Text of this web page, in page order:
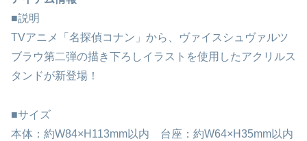
■説明
TVアニメ「名探偵コナン」から、ヴァイスシュヴァルツ
ブラウ第二弾の描き下ろしイラストを使用したアクリルス
タンドが新登場！
■サイズ
本体：約W84×H113mm以内 台座：約W64×H35mm以内